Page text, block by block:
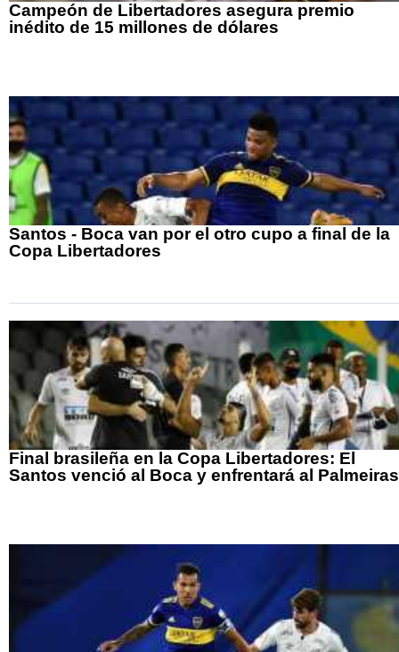
Campeón de Libertadores asegura premio
inédito de 15 millones de dólares
Santos - Boca van por el otro cupo a final de la
Copa Libertadores
Final brasileña en la Copa Libertadores: El
Santos venció al Boca y enfrentará al Palmeiras